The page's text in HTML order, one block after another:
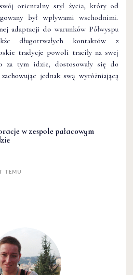
orientalny styl życia, który od
był wpływami wschodnimi.
adaptacji do warunków Półwyspu
długotrwałych kontaktów z
tradycje powoli traciły na swej
za tym idzie, dostosowały się do
jednak swą wyróżniającą
w zespole pałacowym
TEMU